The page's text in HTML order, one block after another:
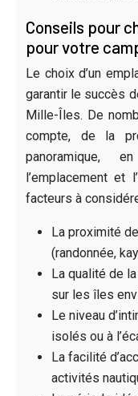
Conseils pour
pour votre
Le choix d’un
garantir le succès
Mille-Îles. De
compte, de la
panoramique,
l’emplacement et
facteurs à
La proximité
(randonnée,
La qualité de
sur les îles
Le niveau
isolés ou à
La facilité
activités